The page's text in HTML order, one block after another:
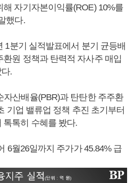
해 자기자본이익률(ROE) 10%를
했다.
1분기 실적발표에서 분기 균등배
환원 정책과 탄력적 자사주 매입
.
자산배율(PBR)과 탄탄한 주주환
기업 밸류업 정책 추진 초기부터
톡톡히 수혜를 봤다.
6월26일까지 주가가 45.84% 급